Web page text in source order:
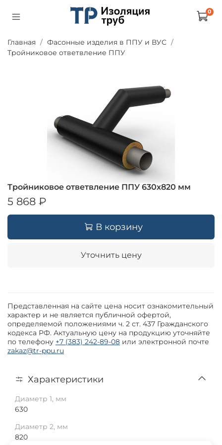
0
Главная
Фасонные изделия в ППУ и ВУС
Тройниковое ответвление ППУ
Тройниковое ответвление ППУ 630х820 мм
5 868 ₽
В корзину
Уточнить цену
Представленная на сайте цена носит ознакомительный
характер и не является публичной офертой,
определяемой положениями ч. 2 ст. 437 Гражданского
кодекса РФ. Актуальную цену на продукцию уточняйте
по телефону +7 (383) 242-89-08 или электронной почте
zakaz@tr-ppu.ru
Характеристики
Диаметр 1, мм
630
Диаметр 2, мм
820